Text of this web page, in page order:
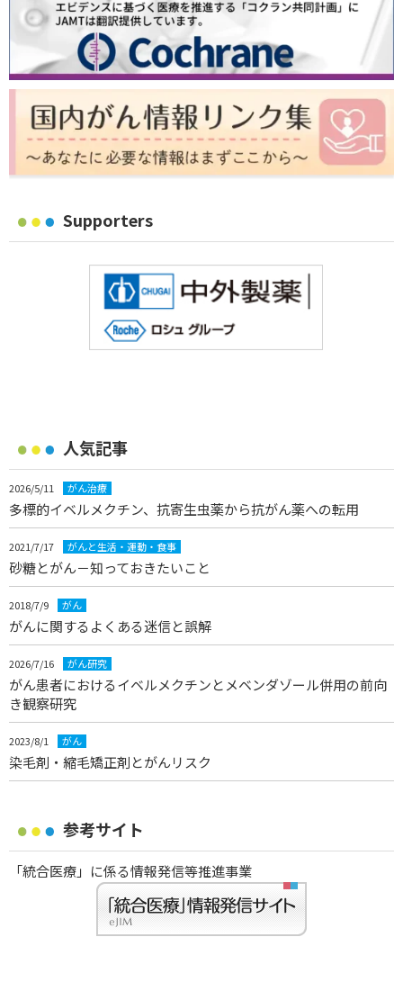
Supporters
人気記事
2026/5/11 がん治療
多標的イベルメクチン、抗寄生虫薬から抗がん薬への転用
2021/7/17 がんと生活・運動・食事
砂糖とがん－知っておきたいこと
2018/7/9 がん
がんに関するよくある迷信と誤解
2026/7/16 がん研究
がん患者におけるイベルメクチンとメベンダゾール併用の前向
き観察研究
2023/8/1 がん
染毛剤・縮毛矯正剤とがんリスク
参考サイト
「統合医療」に係る情報発信等推進事業